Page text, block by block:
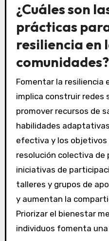
¿Cuáles son
prácticas
resiliencia en
comunidades?
Fomentar la resiliencia
implica construir redes
promover recursos de
habilidades
efectiva y los
resolución colectiva de
iniciativas de
talleres y grupos de
y aumentan la
Priorizar el bienestar
individuos fomenta